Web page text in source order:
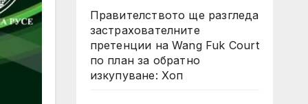
Правителството ще разгледа
застрахователните
претенции на Wang Fuk Court
по план за обратно
изкупуване: Хоп